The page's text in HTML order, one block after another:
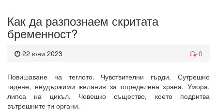
Как да разпознаем скритата
бременност?
22 юни 2023 0
Повишаване на теглото. Чувствителни гърди. Сутрешно
гадене, неудържими желания за определена храна. Умора,
липса на цикъл. Човешко същество, което подритва
вътрешните ти органи.